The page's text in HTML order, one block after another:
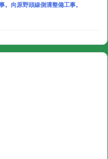
。向原野頭線側溝整備工事。